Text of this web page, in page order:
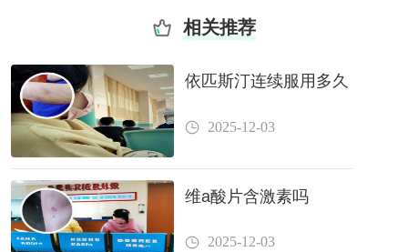
相关推荐
依匹斯汀连续服用多久
2025-12-03
维a酸片含激素吗
2025-12-03